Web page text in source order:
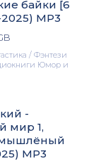
байки [6
2025) МР3
/ Фэнтези
Юмор и
-
мир 1,
МР3